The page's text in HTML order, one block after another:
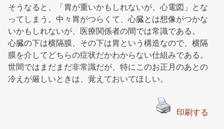
そうなると、「胃が重いかもしれないが、心電図」とな
ってしまう。中々胃がつらくて、心臓とは想像がつかな
いかもしれないが、医療関係者の間では常識である。
心臓の下は横隔膜、その下は胃という構造なので、横隔
膜を介してどちらの症状だかわからない仕組みである。
世間ではまだまだ非常識だが、特にこのお正月のあとの
冷えが厳しいときは、覚えておいてほしい。
印刷する